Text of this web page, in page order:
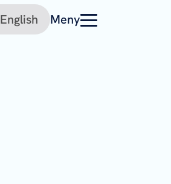
English Meny